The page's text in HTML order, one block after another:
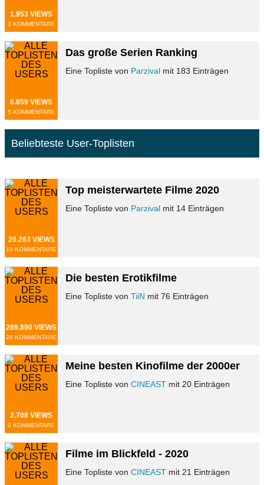
1.953 VIEWS
3 KOMMENTARE
6.859 VIEWS
5 KOMMENTARE
Das große Serien Ranking
Eine Topliste von Parzival mit 183 Einträgen
Beliebteste User-Toplisten
20.263 VIEWS
10 KOMMENTARE
Top meisterwartete Filme 2020
Eine Topliste von Parzival mit 14 Einträgen
289.890 VIEWS
28 KOMMENTARE
Die besten Erotikfilme
Eine Topliste vonTiiN mit 76 Einträgen
2.708 VIEWS
0 KOMMENTARE
Meine besten Kinofilme der 2000er
Eine Topliste vonCINEAST mit 20 Einträgen
Filme im Blickfeld - 2020
Eine Topliste vonCINEAST mit 21 Einträgen